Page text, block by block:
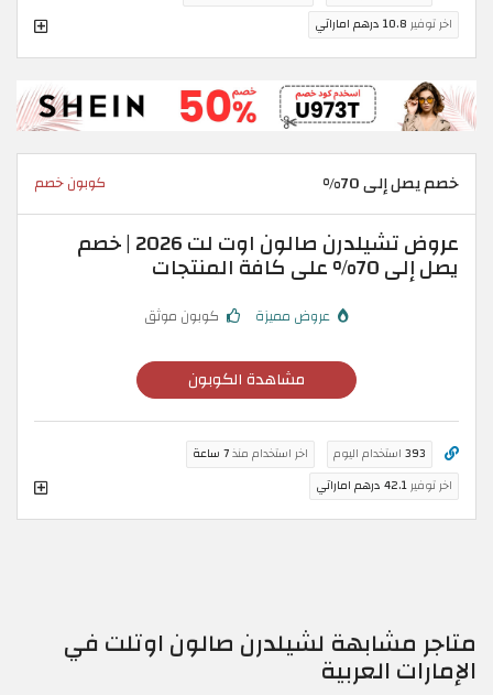
اخر توفير 10.8 درهم اماراتي
خصم يصل إلى 70% كوبون خصم
عروض تشيلدرن صالون اوت لت 2026 | خصم
يصل إلى 70% على كافة المنتجات
عروض مميزة كوبون موثق
مشاهدة الكوبون
393 استخدام اليوم اخر استخدام منذ7 ساعة
اخر توفير42.1 درهم اماراتي
متاجر مشابهة لشيلدرن صالون اوتلت في
الإمارات العربية